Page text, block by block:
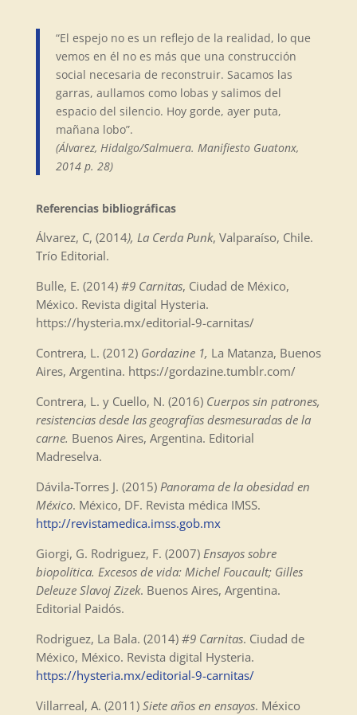
“El espejo no es un reflejo de la realidad, lo que
vemos en él no es más que una construcción
social necesaria de reconstruir. Sacamos las
garras, aullamos como lobas y salimos del
espacio del silencio. Hoy gorde, ayer puta,
mañana lobo”.
(Álvarez, Hidalgo/Salmuera. Manifiesto Guatonx,
2014 p. 28)
Referencias bibliográficas
Álvarez, C, (2014), La Cerda Punk, Valparaíso, Chile.
Trío Editorial.
Bulle, E. (2014) #9 Carnitas, Ciudad de México,
México. Revista digital Hysteria.
https://hysteria.mx/editorial-9-carnitas/
Contrera, L. (2012) Gordazine 1, La Matanza, Buenos
Aires, Argentina. https://gordazine.tumblr.com/
Contrera, L. y Cuello, N. (2016) Cuerpos sin patrones,
resistencias desde las geografías desmesuradas de la
carne. Buenos Aires, Argentina. Editorial
Madreselva.
Dávila-Torres J. (2015) Panorama de la obesidad en
México. México, DF. Revista médica IMSS.
http://revistamedica.imss.gob.mx
Giorgi, G. Rodriguez, F. (2007) Ensayos sobre
biopolítica. Excesos de vida: Michel Foucault; Gilles
Deleuze Slavoj Zizek. Buenos Aires, Argentina.
Editorial Paidós.
Rodriguez, La Bala. (2014) #9 Carnitas. Ciudad de
México, México. Revista digital Hysteria.
https://hysteria.mx/editorial-9-carnitas/
Villarreal, A. (2011) Siete años en ensayos. México